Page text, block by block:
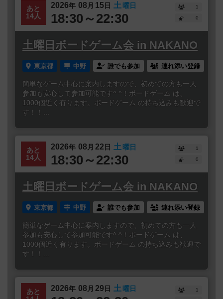
あと
14人
2026年 08 月 15日 土曜日
18:30～22:30
1
0
土曜日ボードゲーム会 in NAKANO
東京都 中野 誰でも参加 連れ添い登録
簡単なゲーム中心に案内しますので、初めての方も一人
参加も安心して参加可能です^ ^！ボードゲーム は、
1000個近く有ります。ボードゲーム の持ち込みも歓迎で
す！！...
あと
14人
2026年 08 月 22日 土曜日
18:30～22:30
1
0
土曜日ボードゲーム会 in NAKANO
東京都 中野 誰でも参加 連れ添い登録
簡単なゲーム中心に案内しますので、初めての方も一人
参加も安心して参加可能です^ ^！ボードゲーム は、
1000個近く有ります。ボードゲーム の持ち込みも歓迎で
す！！...
あと
2026年 08 月 29日 土曜日
1